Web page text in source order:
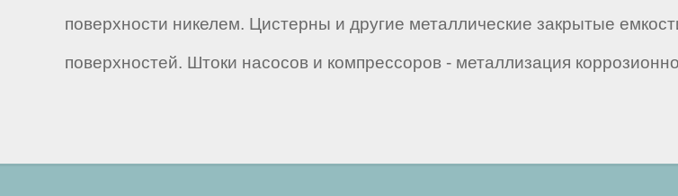
поверхности никелем. Цистерны и другие металлические закрытые
поверхностей. Штоки насосов и компрессоров - металлизация